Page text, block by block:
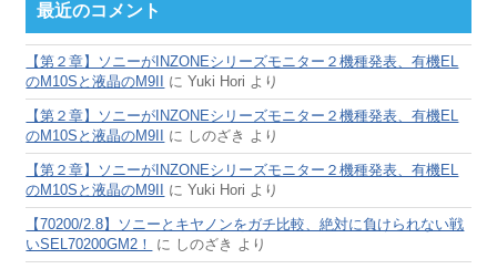
最近のコメント
【第２章】ソニーがINZONEシリーズモニター２機種発表、有機EL
のM10Sと液晶のM9II
にYuki Hori より
【第２章】ソニーがINZONEシリーズモニター２機種発表、有機EL
のM10Sと液晶のM9II
に しのざき より
【第２章】ソニーがINZONEシリーズモニター２機種発表、有機EL
のM10Sと液晶のM9II
にYuki Hori より
【70200/2.8】ソニーとキヤノンをガチ比較、絶対に負けられない戦
いSEL70200GM2！
に しのざき より